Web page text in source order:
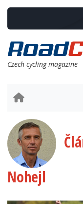
Czech cycling magazine
Nohejl